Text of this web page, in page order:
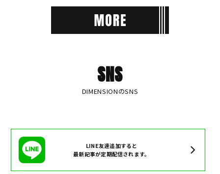
SNS
DIMENSIONのSNS
LINE友達追加すると
最新記事が定期配信されます。